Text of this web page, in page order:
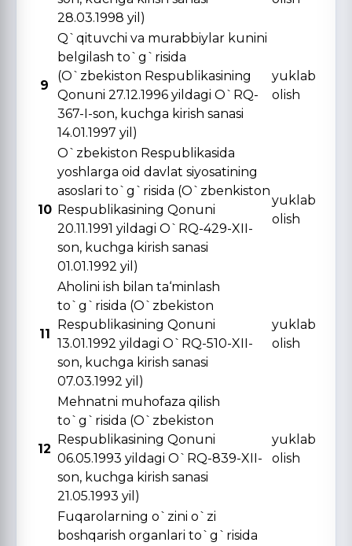
28.03.1998 yil)
9
Q`qituvchi va murabbiylar kunini
belgilash to`g`risida
(O`zbekiston Respublikasining
Qonuni 27.12.1996 yildagi O`RQ-
367-I-son, kuchga kirish sanasi
14.01.1997 yil)
yuklab
olish
10
O`zbekiston Respublikasida
yoshlarga oid davlat siyosatining
asoslari to`g`risida (O`zbenkiston
Respublikasining Qonuni
20.11.1991 yildagi O`RQ-429-XII-
son, kuchga kirish sanasi
01.01.1992 yil)
yuklab
olish
11
Aholini ish bilan ta‘minlash
to`g`risida (O`zbekiston
Respublikasining Qonuni
13.01.1992 yildagi O`RQ-510-XII-
son, kuchga kirish sanasi
07.03.1992 yil)
yuklab
olish
12
Mehnatni muhofaza qilish
to`g`risida (O`zbekiston
Respublikasining Qonuni
06.05.1993 yildagi O`RQ-839-XII-
son, kuchga kirish sanasi
21.05.1993 yil)
yuklab
olish
Fuqarolarning o`zini o`zi
boshqarish organlari to`g`risida